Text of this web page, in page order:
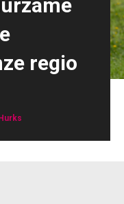
regio